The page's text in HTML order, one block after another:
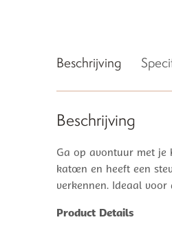
Beschrijving
Beschrijving
Ga op avontuur met je
katoen en heeft een
verkennen. Ideaal
Product Details